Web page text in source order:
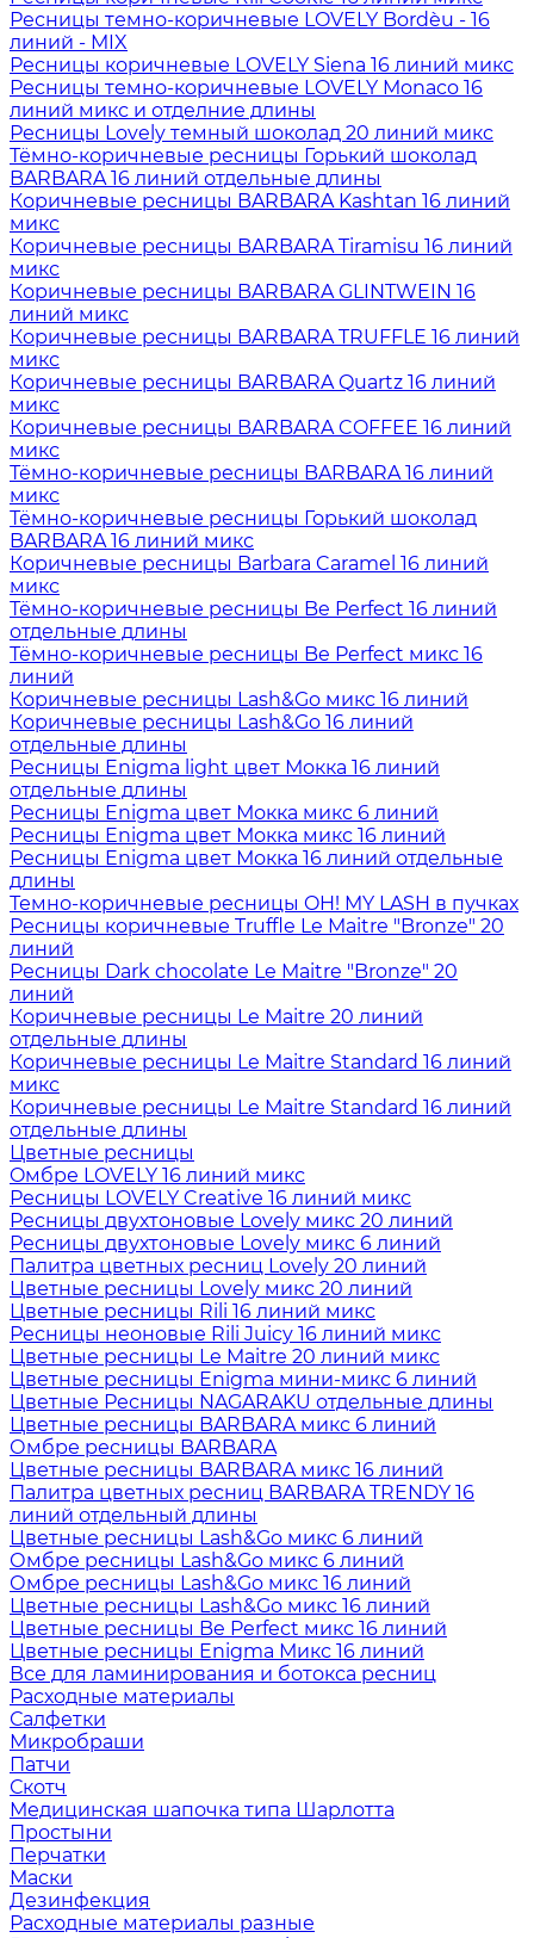
Ресницы темно-коричневые LOVELY Bordèu - 16
линий - MIX
Ресницы коричневые LOVELY Siena 16 линий микс
Ресницы темно-коричневые LOVELY Monaco 16
линий микс и отделние длины
Ресницы Lovely темный шоколад 20 линий микс
Тёмно-коричневые ресницы Горький шоколад
BARBARA 16 линий отдельные длины
Коричневые ресницы BARBARA Kashtan 16 линий
микс
Коричневые ресницы BARBARA Tiramisu 16 линий
микс
Коричневые ресницы BARBARA GLINTWEIN 16
линий микс
Коричневые ресницы BARBARA TRUFFLE 16 линий
микс
Коричневые ресницы BARBARA Quartz 16 линий
микс
Коричневые ресницы BARBARA COFFEE 16 линий
микс
Тёмно-коричневые ресницы BARBARA 16 линий
микс
Тёмно-коричневые ресницы Горький шоколад
BARBARA 16 линий микс
Коричневые ресницы Barbara Caramel 16 линий
микс
Тёмно-коричневые ресницы Be Perfect 16 линий
отдельные длины
Тёмно-коричневые ресницы Be Perfect микс 16
линий
Коричневые ресницы Lash&Go микс 16 линий
Коричневые ресницы Lash&Go 16 линий
отдельные длины
Ресницы Enigma light цвет Мокка 16 линий
отдельные длины
Ресницы Enigma цвет Мокка микс 6 линий
Ресницы Enigma цвет Мокка микс 16 линий
Ресницы Enigma цвет Мокка 16 линий отдельные
длины
Темно-коричневые ресницы OH! MY LASH в пучках
Ресницы коричневые Truffle Le Maitre "Bronze" 20
линий
Ресницы Dark chocolate Le Maitre "Bronze" 20
линий
Коричневые ресницы Le Maitre 20 линий
отдельные длины
Коричневые ресницы Le Maitre Standard 16 линий
микс
Коричневые ресницы Le Maitre Standard 16 линий
отдельные длины
Цветные ресницы
Oмбре LOVELY 16 линий микс
Ресницы LOVELY Creative 16 линий микс
Ресницы двухтоновые Lovely микс 20 линий
Ресницы двухтоновые Lovely микс 6 линий
Палитра цветных ресниц Lovely 20 линий
Цветные ресницы Lovely микс 20 линий
Цветные ресницы Rili 16 линий микс
Ресницы неоновые Rili Juicy 16 линий микс
Цветные ресницы Le Maitre 20 линий микс
Цветные ресницы Enigma мини-микс 6 линий
Цветные Ресницы NAGARAKU отдельные длины
Цветные ресницы BARBARA микс 6 линий
Омбре ресницы BARBARA
Цветные ресницы BARBARA микс 16 линий
Палитра цветных ресниц BARBARA TRENDY 16
линий отдельный длины
Цветные ресницы Lash&Go микс 6 линий
Омбре ресницы Lash&Go микс 6 линий
Омбре ресницы Lash&Go микс 16 линий
Цветные ресницы Lash&Go микс 16 линий
Цветные ресницы Be Perfect микс 16 линий
Цветные ресницы Enigma Микс 16 линий
Все для ламинирования и ботокса ресниц
Расходные материалы
Салфетки
Микробраши
Патчи
Скотч
Медицинская шапочка типа Шарлотта
Простыни
Перчатки
Маски
Дезинфекция
Расходные материалы разные